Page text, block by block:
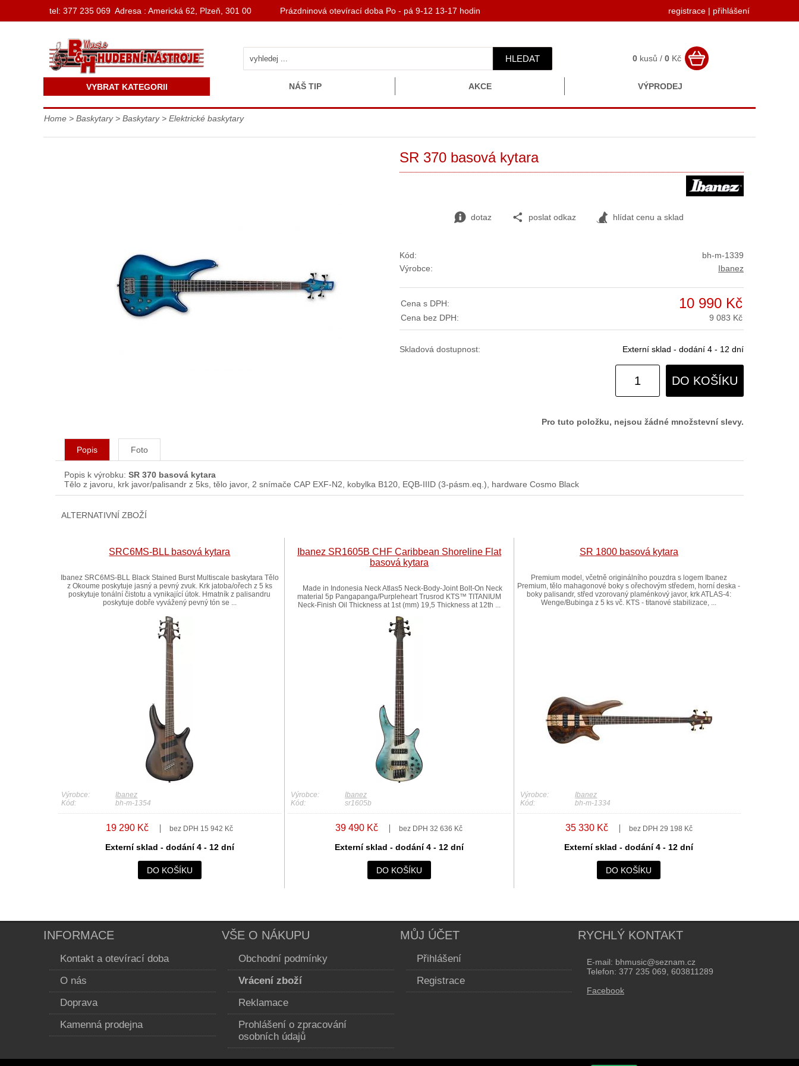
Home > Baskytary> Baskytary> Elektrické baskytary
SR 370 basová kytara
dotaz poslat odkaz hlídat cenu a sklad
Kód:
bh-m-1339
Výrobce:
Ibanez
Cena s DPH: 10 990 Kč
Cena bez DPH: 9 083 Kč
Skladová dostupnost: Externí sklad - dodání 4 - 12 dní
DO KOŠÍKU
Pro tuto položku, nejsou žádné množstevní slevy.
Popis Foto
Popis k výrobku: SR 370 basová kytara
Tělo z javoru, krk javor/palisandr z 5ks, tělo javor, 2 snímače CAP EXF-N2, kobylka B120, EQB-IIID (3-pásm.eq.), hardware Cosmo Black
ALTERNATIVNÍ ZBOŽÍ
SRC6MS-BLL basová kytara
Ibanez SRC6MS-BLL Black Stained Burst Multiscale baskytara Tělo
z Okoume poskytuje jasný a pevný zvuk. Krk jatoba/ořech z 5 ks
poskytuje tonální čistotu a vynikající útok. Hmatník z palisandru
poskytuje dobře vyvážený pevný tón se ...
Výrobce:
Ibanez
Kód:
bh-m-1354
19 290 Kč bez DPH 15 942 Kč
Externí sklad - dodání 4 - 12 dní
DO KOŠÍKU
Ibanez SR1605B CHF Caribbean Shoreline Flat
basová kytara
Made in Indonesia Neck Atlas5 Neck-Body-Joint Bolt-On Neck
material 5p Pangapanga/Purpleheart Trusrod KTS™ TITANIUM
Neck-Finish Oil Thickness at 1st (mm) 19,5 Thickness at 12th ...
Výrobce:
Ibanez
Kód:
sr1605b
39 490 Kč bez DPH 32 636 Kč
Externí sklad - dodání 4 - 12 dní
DO KOŠÍKU
SR 1800 basová kytara
Premium model, včetně originálního pouzdra s logem Ibanez
Premium, tělo mahagonové boky s ořechovým středem, horní deska -
boky palisandr, střed vzorovaný plaménkový javor, krk ATLAS-4:
Wenge/Bubinga z 5 ks vč. KTS - titanové stabilizace, ...
Výrobce:
Ibanez
Kód:
bh-m-1334
35 330 Kč bez DPH 29 198 Kč
Externí sklad - dodání 4 - 12 dní
DO KOŠÍKU
NÁŠ TIP AKCE VÝPRODEJ
VYBRAT KATEGORII
tel: 377 235 069 Adresa : Americká 62, Plzeň, 301 00 Prázdninová otevírací doba Po - pá 9-12 13-17 hodin registrace | přihlášení
HLEDAT 0kusů / 0Kč
INFORMACE
Kontakt a otevírací doba
O nás
Doprava
Kamenná prodejna
VŠE O NÁKUPU
Obchodní podmínky
Vrácení zboží
Reklamace
Prohlášení o zpracování
osobních údajů
MŮJ ÚČET
Přihlášení
Registrace
RYCHLÝ KONTAKT
E-mail: bhmusic@seznam.cz
Telefon: 377 235 069, 603811289
Facebook